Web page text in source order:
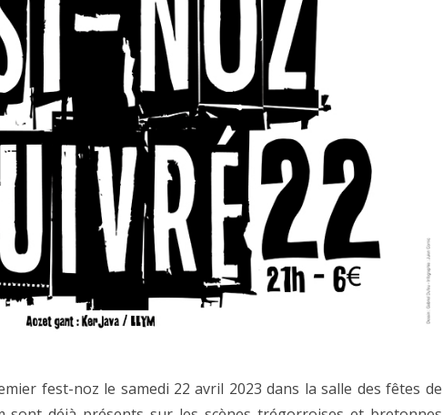
fest-noz le samedi 22 avril 2023 dans la salle des fêtes de